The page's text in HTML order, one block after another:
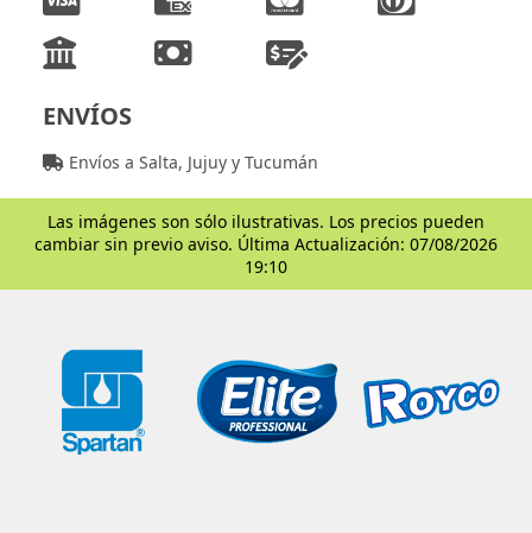
ENVÍOS
Envíos a Salta, Jujuy y Tucumán
Las imágenes son sólo ilustrativas. Los precios pueden
cambiar sin previo aviso. Última Actualización: 07/08/2026
19:10